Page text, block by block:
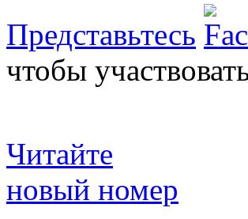
Представьтесь
чтобы
Читайте
новый номер